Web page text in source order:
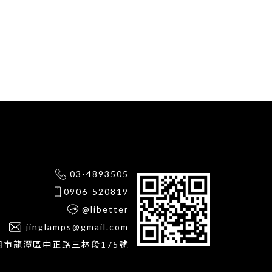
03-4893505
0906-520819
@libetter
jinglamps@gmail.com
市龍潭區中正路三林段175號